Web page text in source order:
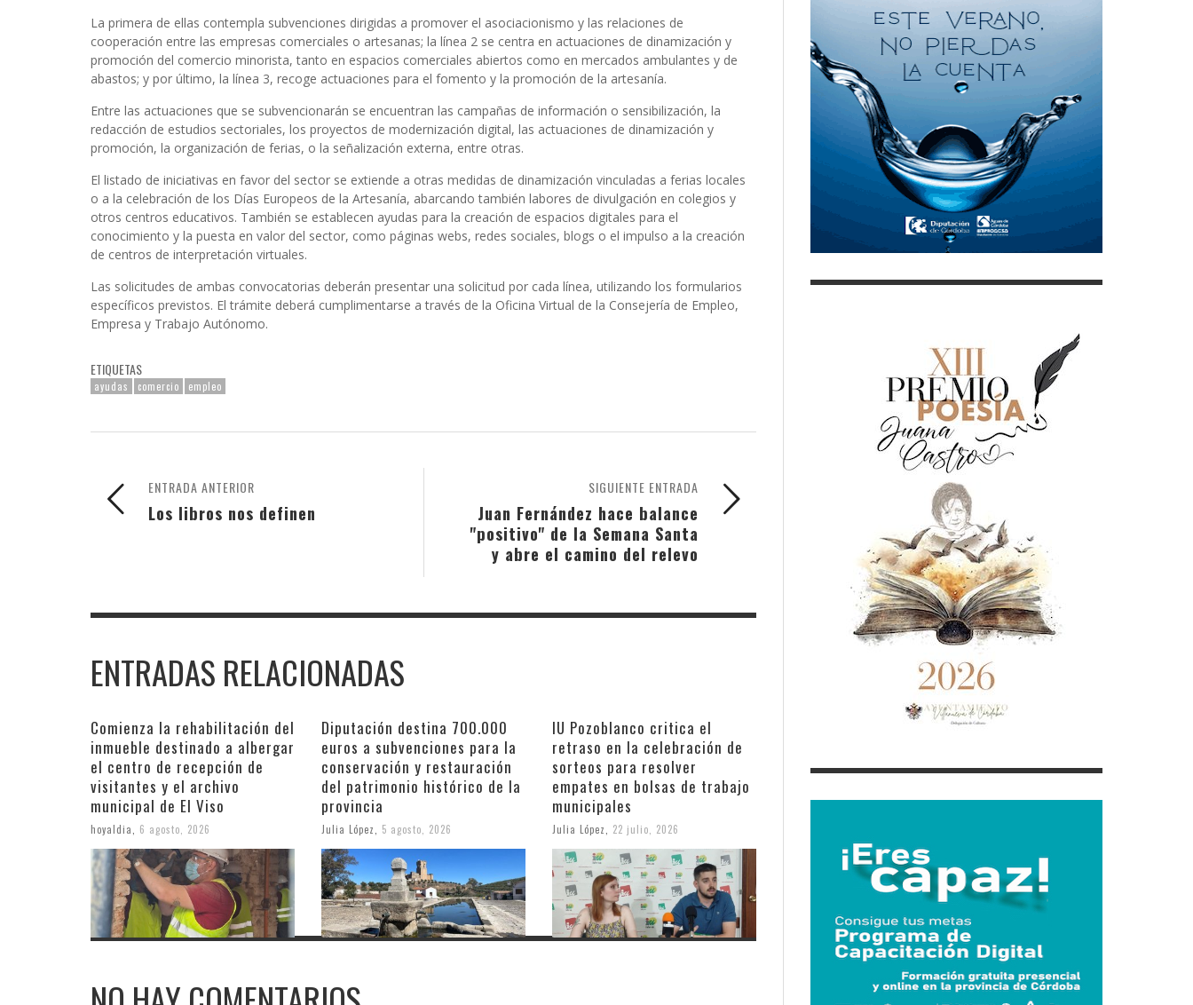
La primera de ellas contempla subvenciones dirigidas a promover el asociacionismo y las relaciones de
cooperación entre las empresas comerciales o artesanas; la línea 2 se centra en actuaciones de dinamización y
promoción del comercio minorista, tanto en espacios comerciales abiertos como en mercados ambulantes y de
abastos; y por último, la línea 3, recoge actuaciones para el fomento y la promoción de la artesanía.
Entre las actuaciones que se subvencionarán se encuentran las campañas de información o sensibilización, la
redacción de estudios sectoriales, los proyectos de modernización digital, las actuaciones de dinamización y
promoción, la organización de ferias, o la señalización externa, entre otras.
El listado de iniciativas en favor del sector se extiende a otras medidas de dinamización vinculadas a ferias locales
o a la celebración de los Días Europeos de la Artesanía, abarcando también labores de divulgación en colegios y
otros centros educativos. También se establecen ayudas para la creación de espacios digitales para el
conocimiento y la puesta en valor del sector, como páginas webs, redes sociales, blogs o el impulso a la creación
de centros de interpretación virtuales.
Las solicitudes de ambas convocatorias deberán presentar una solicitud por cada línea, utilizando los formularios
específicos previstos. El trámite deberá cumplimentarse a través de la Oficina Virtual de la Consejería de Empleo,
Empresa y Trabajo Autónomo.
ETIQUETAS
ayudas comercio empleo
SIGUIENTE ENTRADA
Juan Fernández hace balance
"positivo" de la Semana Santa
y abre el camino del relevo
ENTRADA ANTERIOR
Los libros nos definen
ENTRADAS RELACIONADAS
Comienza la rehabilitación del
inmueble destinado a albergar
el centro de recepción de
visitantes y el archivo
municipal de El Viso
hoyaldia 6 agosto, 2026
Diputación destina 700.000
euros a subvenciones para la
conservación y restauración
del patrimonio histórico de la
provincia
Julia López 5 agosto, 2026
IU Pozoblanco critica el
retraso en la celebración de
sorteos para resolver
empates en bolsas de trabajo
municipales
Julia López 22 julio, 2026